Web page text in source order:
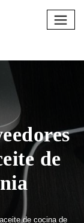
de
de cocina de